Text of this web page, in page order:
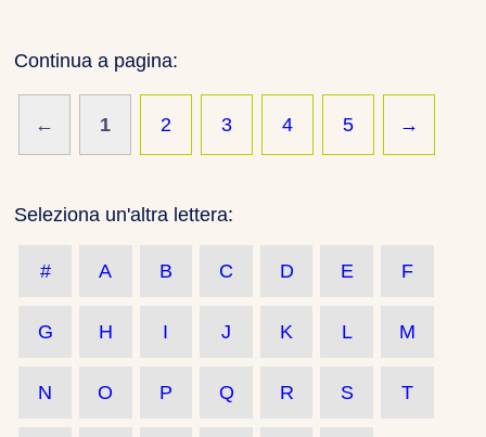
Continua a pagina:
← 1 2 3 4 5 →
Seleziona un'altra lettera:
# A B C D E F
G H I J K L M
N O P Q R S T